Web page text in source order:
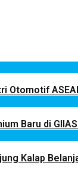
Otomotif
Baru di
Kalap